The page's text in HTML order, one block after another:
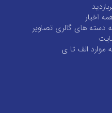
اخبار
های گالری تصاویر
الف تا ی